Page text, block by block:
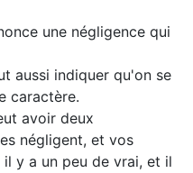
une négligence qui
aussi indiquer qu'on se
caractère.
avoir deux
négligent, et vos
y a un peu de vrai, et il